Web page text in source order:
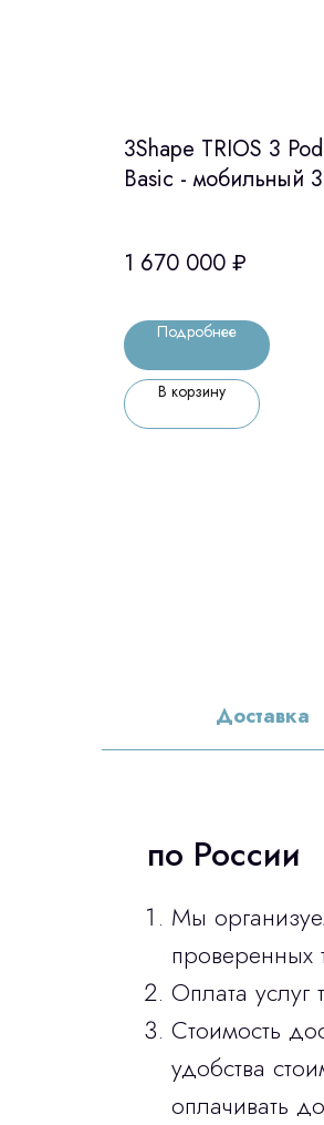
3Shape TRIOS 3 Pod
Basic - мобильный
оптического
1 670 000 ₽
Подробнее
В корзину
Доставка
по России
Мы
проверенных
Оплата услуг
Стоимость
удобства
оплачивать